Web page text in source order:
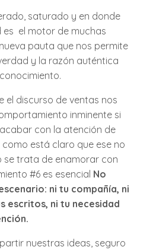
saturado y en donde
el motor de muchas
pauta que nos permite
y la razón auténtica
el discurso de ventas nos
inminente si
con la atención de
está claro que ese no
se trata de enamorar con
#6 es esencial No
ni tu compañía, ni
escritos, ni tu necesidad
nuestras ideas, seguro